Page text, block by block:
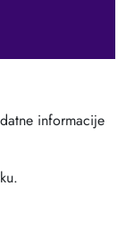
informacije